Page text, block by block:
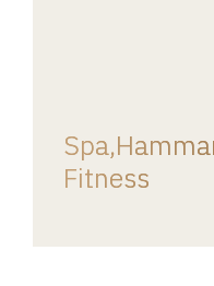
Fitness